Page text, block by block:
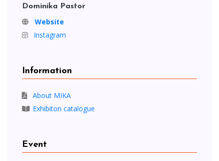
Dominika Pastor
Website
Instagram
Information
About MIKA
Exhibiton catalogue
Event